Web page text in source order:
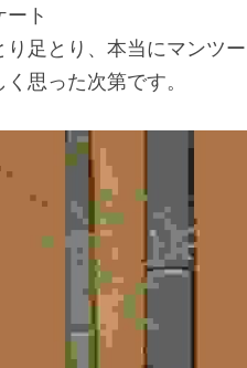
ート
足とり、本当にマンツ
く思った次第です。